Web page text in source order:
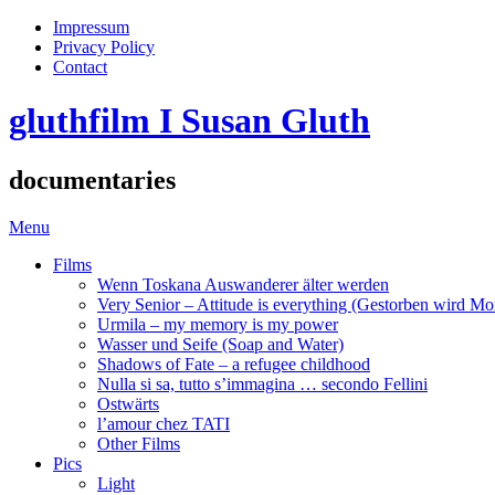
Impressum
Privacy Policy
Contact
gluthfilm I Susan Gluth
documentaries
Menu
Films
Wenn Toskana Auswanderer älter werden
Very Senior – Attitude is everything (Gestorben wird
Urmila – my memory is my power
Wasser und Seife (Soap and Water)
Shadows of Fate – a refugee childhood
Nulla si sa, tutto s’immagina … secondo Fellini
Ostwärts
l’amour chez TATI
Other Films
Pics
Light